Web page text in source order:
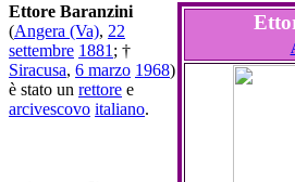
Ettore Baranzini
(Angera (Va), 22
settembre 1881 ; †
Siracusa, 6 marzo 1968)
è stato un rettore e
arcivescovo italiano.